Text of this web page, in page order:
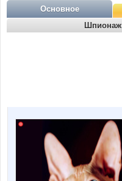
Основное
Шпионаж